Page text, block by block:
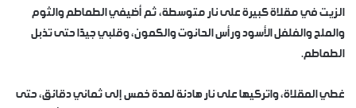
الزيت في مقلاة كبيرة على نار متوسطة، ثم أضيفي الطماطم والثوم
والملح والفلفل الأسود ورأس الحانوت والكمون، وقلبي جيدًا حتى تذبل
الطماطم.
غطي المقلاة، واتركيها على نار هادئة لمدة خمس إلى ثماني دقائق، حتى